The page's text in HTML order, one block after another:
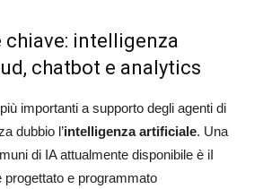
intelligenza
chatbot e analytics
importanti a supporto degli agenti di
dubbio l’intelligenza artificiale. Una
di IA attualmente disponibile è iI
progettato e programmato